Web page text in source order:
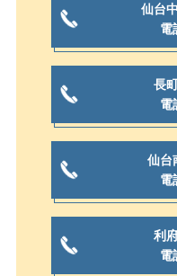
仙台
電
長
電
仙台
電
利
電